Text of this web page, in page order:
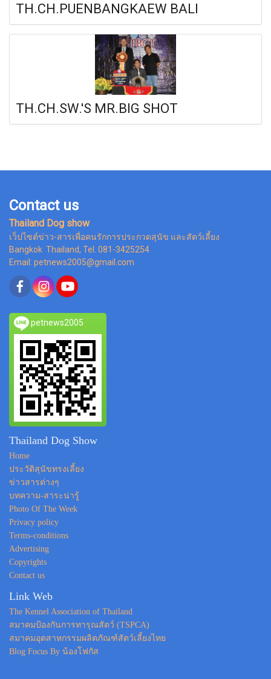
TH.CH.PUENBANGKAEW BALI
TH.CH.SW.'S MR.BIG SHOT
Contact us
Thailand Dog show
เว็ปไซต์ข่าว-สารเพื่อคนรักการประกวดสุนัข และสัตว์เลี้ยง
Bangkok Thailand, Tel. 081-3425254
Email: petnews2005@gmail.com
petnews2005
Thailand Dog Show
Home
ประวัติสุนัขทรงเลี้ยง
ข่าวสารต่างๆ
บทความ-สาระน่ารู้
Photo Of The Week
Privacy policy
Terms-conditions
Advertising
Copyrights
Contact us
Link Web
The Kennel Association of Thailand
สมาคมป้องกันการทารุณสัตว์ (TSPCA)
สมาคมอุตสาหกรรมผลิตภัณฑ์สัตว์เลี้ยงไทย
Blog Focus By น้องโฟกัส